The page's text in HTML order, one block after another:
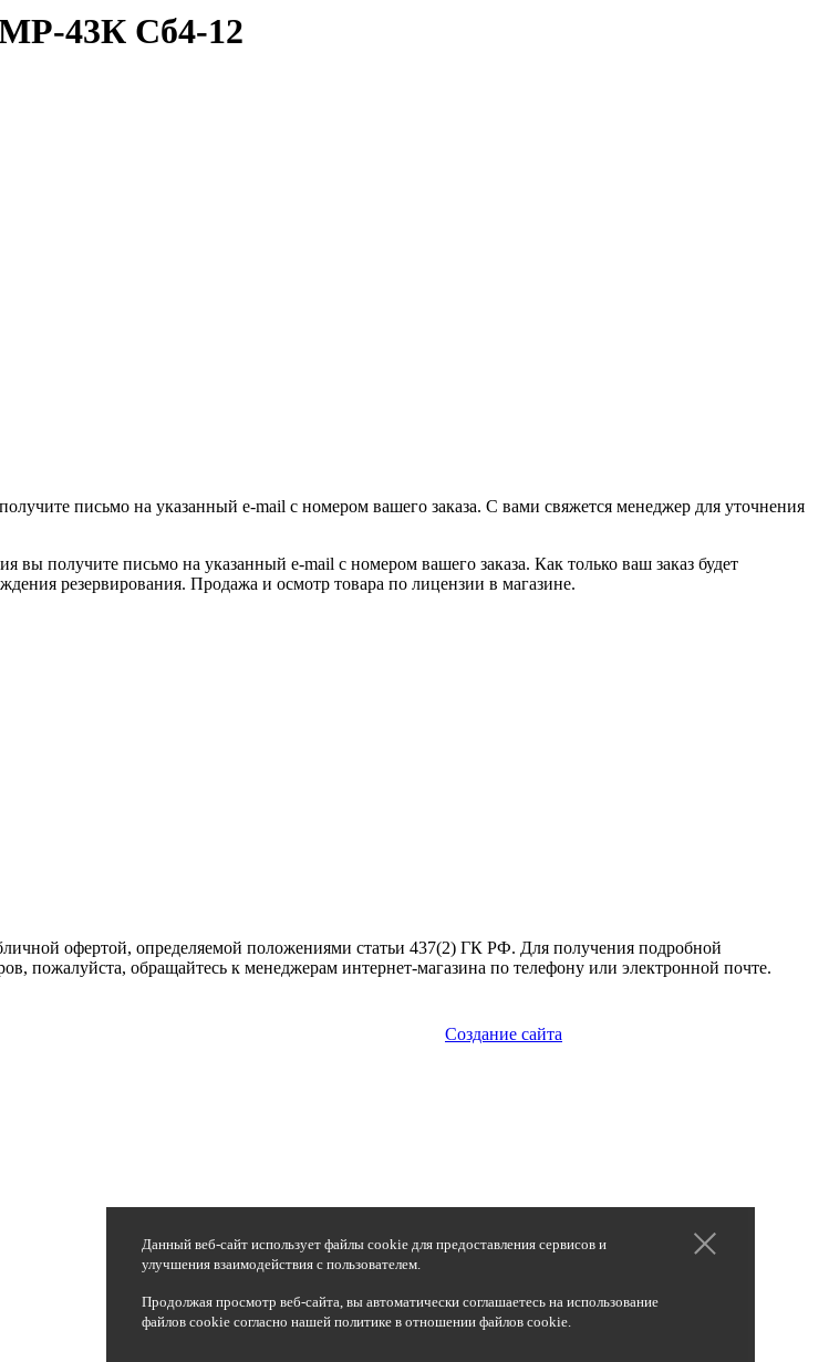
43К Сб4-12
письмо на указанный e-mail с номером вашего заказа. С вами свяжется менеджер для уточнения
вы получите письмо на указанный e-mail с номером вашего заказа. Как только ваш заказ будет
резервирования. Продажа и осмотр товара по лицензии в магазине.
офертой, определяемой положениями статьи 437(2) ГК РФ. Для получения подробной
пожалуйста, обращайтесь к менеджерам интернет-магазина по телефону или электронной почте.
Создание сайта
Данный веб-сайт использует файлы cookie для предоставления сервисов и
улучшения взаимодействия с пользователем.
Продолжая просмотр веб-сайта, вы автоматически соглашаетесь на использование
файлов cookie согласно нашей политике в отношении файлов cookie.